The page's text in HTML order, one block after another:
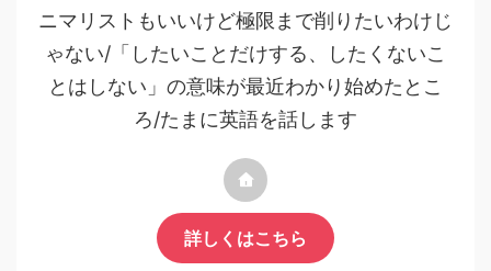
ニマリストもいいけど極限まで削りたいわけじ
ゃない/「したいことだけする、したくないこ
とはしない」の意味が最近わかり始めたとこ
ろ/たまに英語を話します
詳しくはこちら